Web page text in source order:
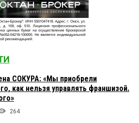
СОКУРА: «Мы приобрели
как нельзя управлять франшизой.
264